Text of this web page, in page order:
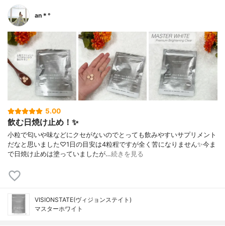
an＊°
5.00
飲む日焼け止め！✨
小粒で匂いや味などにクセがないのでとっても飲みやすいサプリメント
だなと思いました♡1日の目安は4粒程ですが全く苦になりません✨今ま
で日焼け止めは塗っていましたが…続きを見る
VISIONSTATE(ヴィジョンステイト)
マスターホワイト